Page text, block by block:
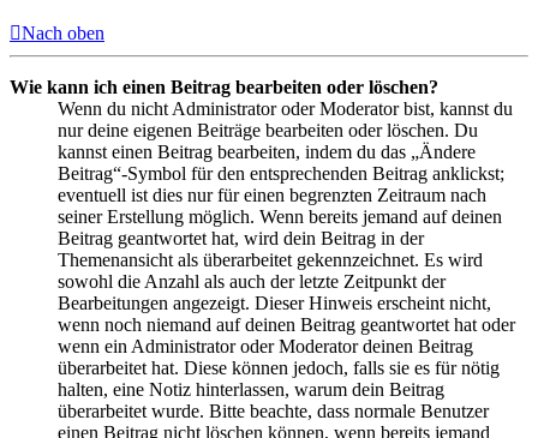
Nach oben
Wie kann ich einen Beitrag bearbeiten oder löschen?
Wenn du nicht Administrator oder Moderator bist, kannst du
nur deine eigenen Beiträge bearbeiten oder löschen. Du
kannst einen Beitrag bearbeiten, indem du das „Ändere
Beitrag“-Symbol für den entsprechenden Beitrag anklickst;
eventuell ist dies nur für einen begrenzten Zeitraum nach
seiner Erstellung möglich. Wenn bereits jemand auf deinen
Beitrag geantwortet hat, wird dein Beitrag in der
Themenansicht als überarbeitet gekennzeichnet. Es wird
sowohl die Anzahl als auch der letzte Zeitpunkt der
Bearbeitungen angezeigt. Dieser Hinweis erscheint nicht,
wenn noch niemand auf deinen Beitrag geantwortet hat oder
wenn ein Administrator oder Moderator deinen Beitrag
überarbeitet hat. Diese können jedoch, falls sie es für nötig
halten, eine Notiz hinterlassen, warum dein Beitrag
überarbeitet wurde. Bitte beachte, dass normale Benutzer
einen Beitrag nicht löschen können, wenn bereits jemand